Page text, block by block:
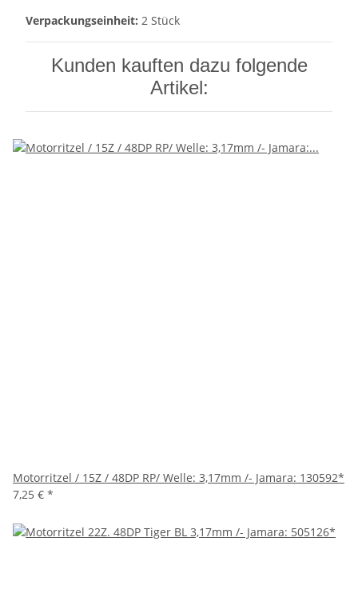
Verpackungseinheit: 2 Stück
Kunden kauften dazu folgende
Artikel:
Motorritzel / 15Z / 48DP RP/ Welle: 3,17mm /- Jamara: 130592*
7,25 € *